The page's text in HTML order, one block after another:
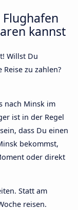
kannst
Willst Du
zu zahlen?
nach Minsk im
ist in der Regel
dass Du einen
bekommst,
oder direkt
Statt am
reisen.